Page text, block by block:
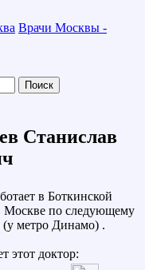
Врачи Москвы -
Станислав
в Боткинской
по следующему
(у метро Динамо) .
этот доктор: